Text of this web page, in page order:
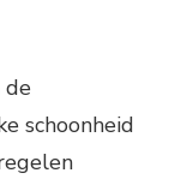
de
schoonheid